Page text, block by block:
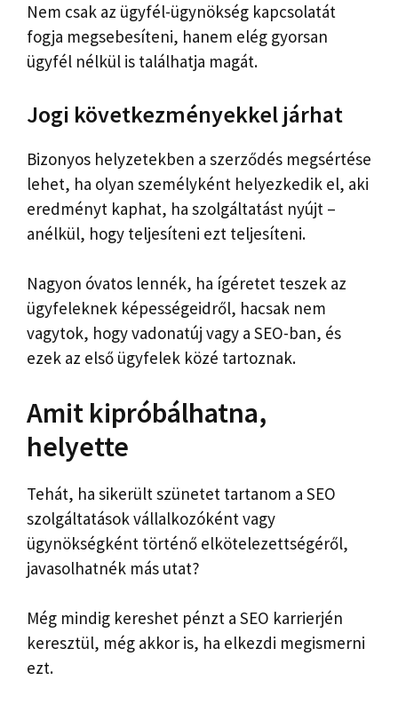
Nem csak az ügyfél-ügynökség kapcsolatát
fogja megsebesíteni, hanem elég gyorsan
ügyfél nélkül is találhatja magát.
Jogi következményekkel járhat
Bizonyos helyzetekben a szerződés megsértése
lehet, ha olyan személyként helyezkedik el, aki
eredményt kaphat, ha szolgáltatást nyújt –
anélkül, hogy teljesíteni ezt teljesíteni.
Nagyon óvatos lennék, ha ígéretet teszek az
ügyfeleknek képességeidről, hacsak nem
vagytok, hogy vadonatúj vagy a SEO-ban, és
ezek az első ügyfelek közé tartoznak.
Amit kipróbálhatna,
helyette
Tehát, ha sikerült szünetet tartanom a SEO
szolgáltatások vállalkozóként vagy
ügynökségként történő elkötelezettségéről,
javasolhatnék más utat?
Még mindig kereshet pénzt a SEO karrierjén
keresztül, még akkor is, ha elkezdi megismerni
ezt.